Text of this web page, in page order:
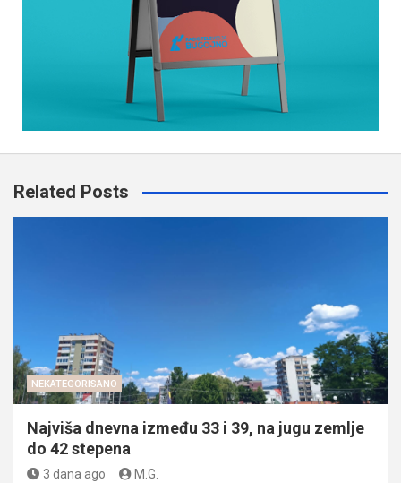
Related Posts
NEKATEGORISANO
Najviša dnevna između 33 i 39, na jugu zemlje
do 42 stepena
3 dana ago M.G.